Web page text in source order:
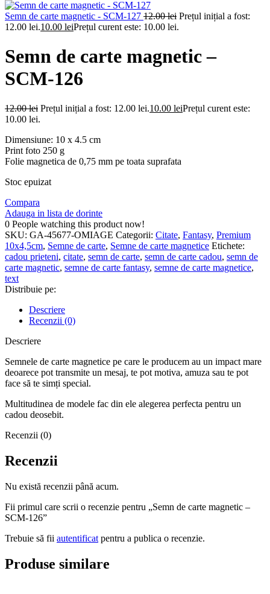
Semn de carte magnetic - SCM-127 12.00lei Prețul inițial a fost:
12.00 lei.10.00 leiPrețul curent este: 10.00 lei.
Semn de carte magnetic –
SCM-126
12.00lei Prețul inițial a fost: 12.00 lei.10.00 leiPrețul curent este:
10.00 lei.
Dimensiune: 10 x 4.5 cm
Print foto 250 g
Folie magnetica de 0,75 mm pe toata suprafata
Stoc epuizat
Compara
Adauga in lista de dorinte
0 People watching this product now!
SKU: GA-45677-OMIAGE Categorii: Citate, Fantasy, Premium
10x4,5cm, Semne de carte, Semne de carte magnetice Etichete:
cadou prieteni, citate, semn de carte, semn de carte cadou, semn de
carte magnetic, semne de carte fantasy, semne de carte magnetice,
text
Distribuie pe:
Descriere
Recenzii (0)
Descriere
Semnele de carte magnetice pe care le producem au un impact mare
deoarece pot transmite un mesaj, te pot motiva, amuza sau te pot
face să te simți special.
Multitudinea de modele fac din ele alegerea perfecta pentru un
cadou deosebit.
Recenzii (0)
Recenzii
Nu există recenzii până acum.
Fii primul care scrii o recenzie pentru „Semn de carte magnetic –
SCM-126”
Trebuie să fii autentificat pentru a publica o recenzie.
Produse similare